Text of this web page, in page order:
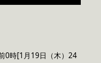
0時[1月19日（木）24